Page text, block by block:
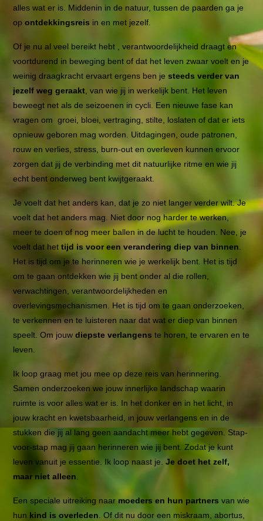
alles wat er is. Middenin in de natuur, tussen de paarden ga je
opontdekkingsreis in en met jezelf.
Of je nu al veel bereikt hebt , verantwoordelijkheid draagt en
voortdurend in beweging bent of dat het leven zwaar voelt en je
weinig draagkracht ervaart ergens ben jesteeds verder van
jezelf weg geraakt , van wie jij in werkelijk bent. Het leven
beweegt net als de seizoenen in cycli. Een nieuwe fase kan
vragen om groei, bloei, vertraging, stilte, loslaten of dat er iets
opnieuw geboren mag worden. Uitdagingen, oude patronen,
rouw en verlies, stress, burn-out en overleven kunnen ervoor
zorgen dat jij de verbinding met dit natuurlijke ritme en wie jij
echt bent onderweg bent kwijtgeraakt.
Je voelt dat het anders kan, dat je zo niet langer verder wilt. Je
voelt dat het anders mag. Niet door nog harder te werken,
meer te doen of nog meer ballen in de lucht te houden. Nee, je
voelt dat hettijd is voor een verandering diep van binnen
Het is tijd om je te herinneren wie je werkelijk bent. Het is tijd
om te gaan ontdekken wie jij bent onder al die rollen,
verwachtingen, verantwoordelijkheden en
overlevingsmechanismen. Het is tijd om te gaan onderzoeken,
te verkennen en te luisteren naar dat wat er diep van binnen
speelt. Om jouwdiepste verlangens te horen, te ervaren en te
leven.
Ik loop graag met jou mee op deze reis van herinnering.
Samen onderzoeken we jouw innerlijke landschap waarin
ruimte is voor alles wat er is. In het donker en in het licht, in
jouw kracht en kwetsbaarheid, in jouw verlangens en in de
stukken die jij al lang geen aandacht meer hebt gegeven. Stap-
voor-stap mag jij gaan herinneren wie jij bent. Zodat je kunt
leven vanuit je essentie. Ik loop naast je.Je doet het zelf,
maar niet alleen
Een speciale uitreiking naar moeders en hun partners van wie
hun kind is overleden . Of dit nu door een miskraam, abortus,